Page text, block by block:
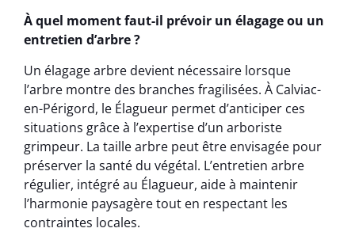
À quel moment faut-il prévoir un élagage ou un
entretien d’arbre ?
Un élagage arbre devient nécessaire lorsque
l’arbre montre des branches fragilisées. À Calviac-
en-Périgord, le Élagueur permet d’anticiper ces
situations grâce à l’expertise d’un arboriste
grimpeur. La taille arbre peut être envisagée pour
préserver la santé du végétal. L’entretien arbre
régulier, intégré au Élagueur, aide à maintenir
l’harmonie paysagère tout en respectant les
contraintes locales.